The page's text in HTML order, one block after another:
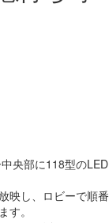
央部に118型のLED
映し、ロビーで順番
す。